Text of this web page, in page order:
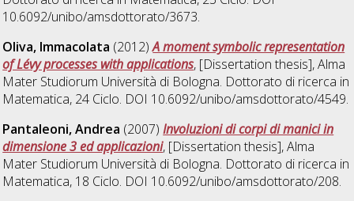
10.6092/unibo/amsdottorato/3673.
Oliva, Immacolata (2012)A moment symbolic representation
of Lévy processes with applications, [Dissertation thesis], Alma
Mater Studiorum Università di Bologna. Dottorato di ricerca in
Matematica, 24 Ciclo. DOI 10.6092/unibo/amsdottorato/4549.
Pantaleoni, Andrea (2007)Involuzioni di corpi di manici in
dimensione 3 ed applicazioni, [Dissertation thesis], Alma
Mater Studiorum Università di Bologna. Dottorato di ricerca in
Matematica, 18 Ciclo. DOI 10.6092/unibo/amsdottorato/208.